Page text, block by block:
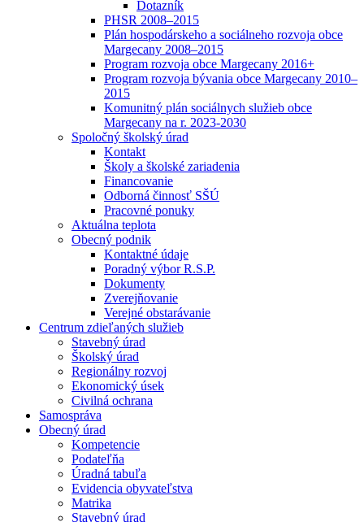
Dotazník
PHSR 2008–2015
Plán hospodárskeho a sociálneho rozvoja obce
Margecany 2008–2015
Program rozvoja obce Margecany 2016+
Program rozvoja bývania obce Margecany 2010–
2015
Komunitný plán sociálnych služieb obce
Margecany na r. 2023-2030
Spoločný školský úrad
Kontakt
Školy a školské zariadenia
Financovanie
Odborná činnosť SŠÚ
Pracovné ponuky
Aktuálna teplota
Obecný podnik
Kontaktné údaje
Poradný výbor R.S.P.
Dokumenty
Zverejňovanie
Verejné obstarávanie
Centrum zdieľaných služieb
Stavebný úrad
Školský úrad
Regionálny rozvoj
Ekonomický úsek
Civilná ochrana
Samospráva
Obecný úrad
Kompetencie
Podateľňa
Úradná tabuľa
Evidencia obyvateľstva
Matrika
Stavebný úrad